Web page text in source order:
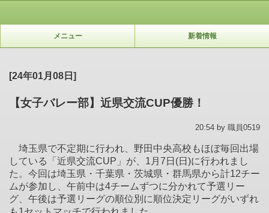
メニュー 新着情報
[24年01月08日]
【女子バレー部】近県交流CUP優勝！
20:54 by 職員0519
埼玉県で不定期に行われ、野田中央高校もほぼ毎回出場
している「近県交流CUP」が、1月7日(日)に行われまし
た。今回は埼玉県・千葉県・茨城県・群馬県から計12チー
ムが参加し、午前中は4チームずつに分かれて予選リー
グ、午後は予選リーグの順位別に順位決定リーグがいずれ